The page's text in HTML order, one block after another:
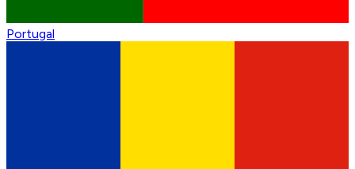
Portugal